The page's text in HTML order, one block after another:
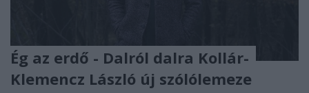
Ég az erdő - Dalról dalra Kollár-
Klemencz László új szólólemeze